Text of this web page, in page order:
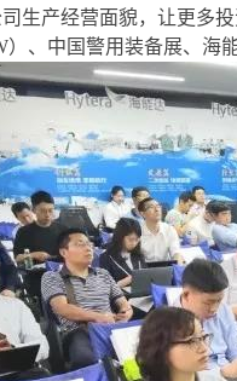
生产经营面貌，让更多
）、中国警用装备展、海